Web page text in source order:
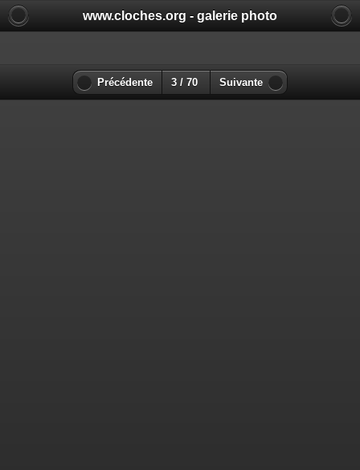
www.cloches.org - galerie photo
Précédente 3 / 70 Suivante